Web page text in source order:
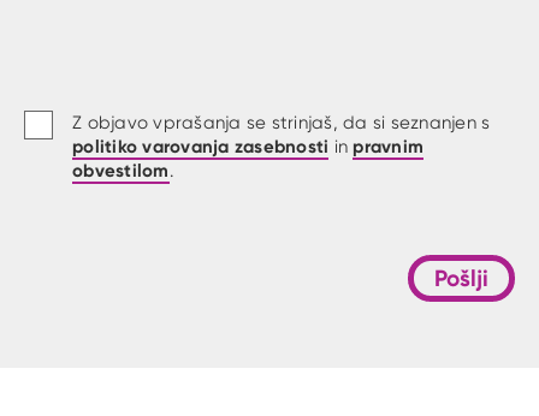
Z objavo vprašanja se strinjaš, da si seznanjen s
politiko varovanja zasebnosti in pravnim
obvestilom.
Pošlji